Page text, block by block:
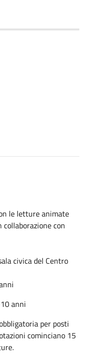
le letture animate
con
civica del Centro
anni
per posti
cominciano 15